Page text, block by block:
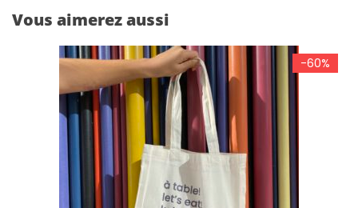
Vous aimerez aussi
-60%